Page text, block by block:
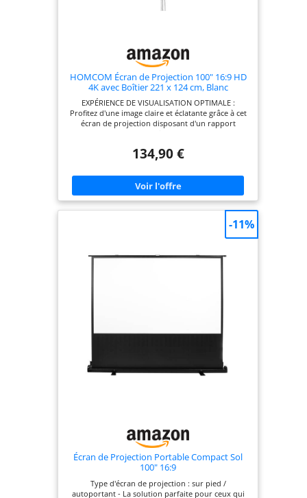
HOMCOM Écran de Projection 100" 16:9 HD
4K avec Boîtier 221 x 124 cm, Blanc
EXPÉRIENCE DE VISUALISATION OPTIMALE :
Profitez d'une image claire et éclatante grâce à cet
écran de projection disposant d'un rapport
de vision de 160 degrés CONCEPTION RÉGLABLE
cinéma est doté d'un mécanisme de verrouillage
automatique qui vous permet de modifier
aisément la hauteur pour une expérience de
visualisation idéale INSTALLATION POLYVALENTE :
montage mural, cette toile de vidéoprojecteur
s'adapte parfaitement à l'agencement de votre
qualité, sans plis, facile à nettoyer, durablement
134,90 €
Écran de Projection Portable Compact Sol
100" 16:9
Type d'écran de projection : sur pied /
autoportant - La solution parfaite pour ceux qui
-11%